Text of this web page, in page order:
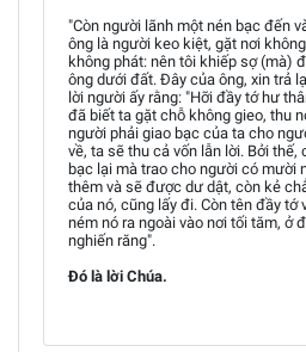
"Còn người lãnh một nén bạc đến
ông là người keo kiệt, gặt nơi
không phát: nên tôi khiếp sợ (mà)
ông dưới đất. Ðây của ông, xin trả
lời người ấy rằng: "Hỡi đầy tớ hư
đã biết ta gặt chỗ không gieo, thu
người phải giao bạc của ta cho
về, ta sẽ thu cả vốn lẫn lời. Bởi thế,
bạc lại mà trao cho người có mười
thêm và sẽ được dư dật, còn kẻ
của nó, cũng lấy đi. Còn tên đầy tớ
ném nó ra ngoài vào nơi tối tăm, ở
nghiến răng".
Ðó là lời Chúa.